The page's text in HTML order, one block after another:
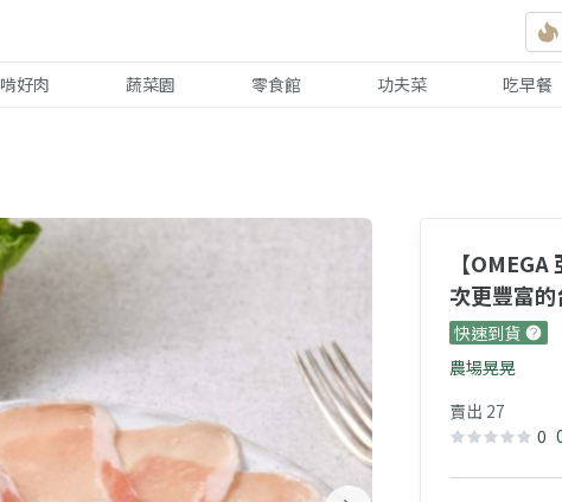
啃好肉 蔬菜園 零食館 功夫菜 吃早餐
【
次更豐富
快速到貨
農場晃晃
賣出 27
0